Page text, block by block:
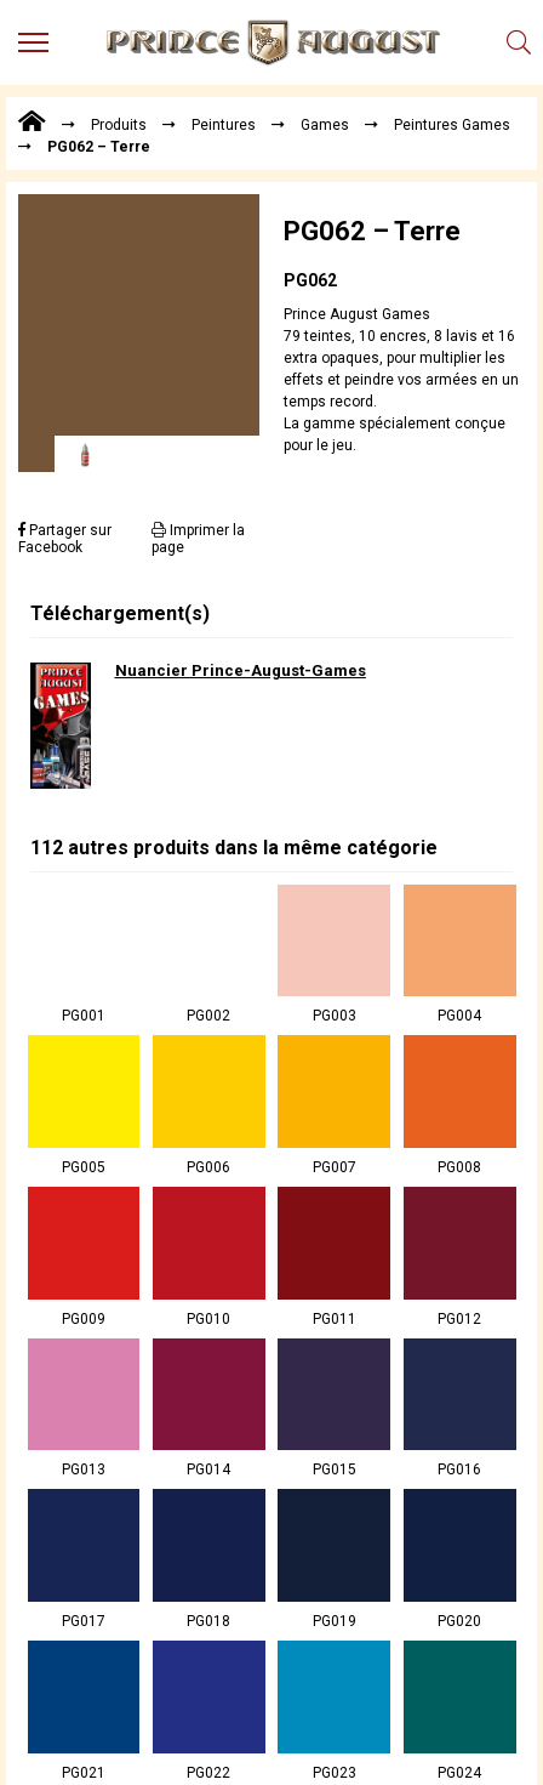
MENU
Points
de
Vente
Produits Peintures Games
Peintures Games
PG062 – Terre
Partager sur
Facebook
Imprimer la
page
PG062 – Terre
PG062
Prince August Games
79 teintes, 10 encres, 8 lavis et 16
extra opaques, pour multiplier les
effets et peindre vos armées en un
temps record.
La gamme spécialement conçue
pour le jeu.
Téléchargement(s)
Nuancier Prince-August-Games
112 autres produits dans la même catégorie
PG001 PG002 PG003 PG004
PG005 PG006 PG007 PG008
PG009 PG010 PG011 PG012
PG013 PG014 PG015 PG016
PG017 PG018 PG019 PG020
PG021 PG022 PG023 PG024